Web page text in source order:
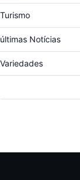
Turismo
últimas Notícias
Variedades